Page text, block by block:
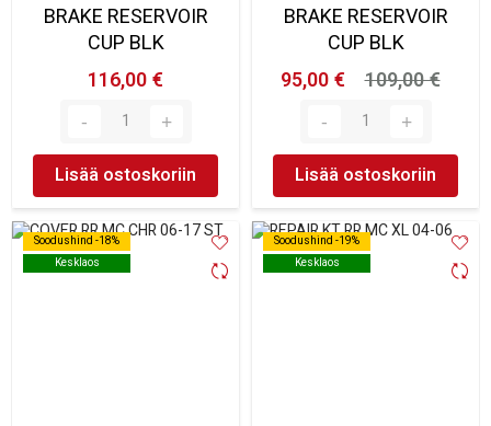
BRAKE RESERVOIR
CUP BLK
116,00 €
Lisää ostoskoriin
BRAKE RESERVOIR
CUP BLK
95,00 €
109,00 €
Lisää ostoskoriin
Soodushind -18%
Kesklaos
Soodushind -18%
Kesklaos
Soodushind -19%
Kesklaos
Soodushind -19%
Kesklaos